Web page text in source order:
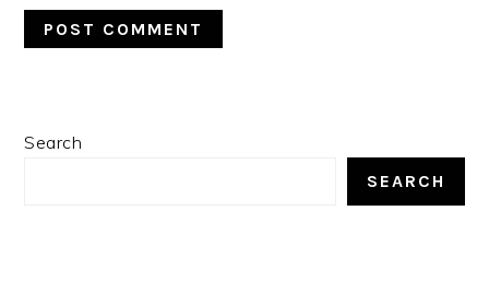
PRIMARY
Search
SEARCH